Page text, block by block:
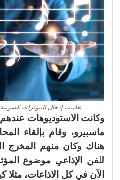
تعلمت إدخال المؤثرات
وكانت الاستوديوهات
ماسبيرو، وقام بإلقاء
هناك وكان منهم المخرج
للفن الإذاعي موضوع
الآن في كل الاذاعات،